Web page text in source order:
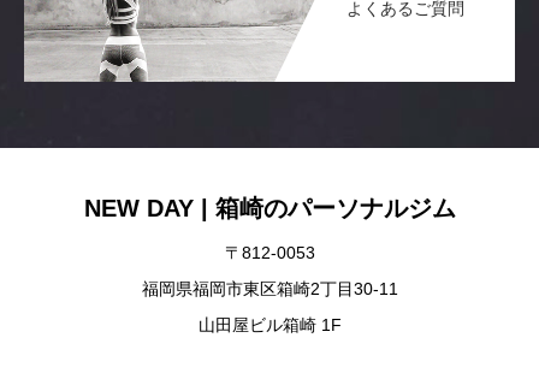
よくあるご質問
NEW DAY | 箱崎のパーソナルジム
〒812-0053
福岡県福岡市東区箱崎2丁目30-11
山田屋ビル箱崎 1F